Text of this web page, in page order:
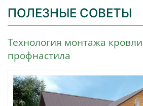
ПОЛЕЗНЫЕ СОВЕТЫ
Технология монтажа
профнастила